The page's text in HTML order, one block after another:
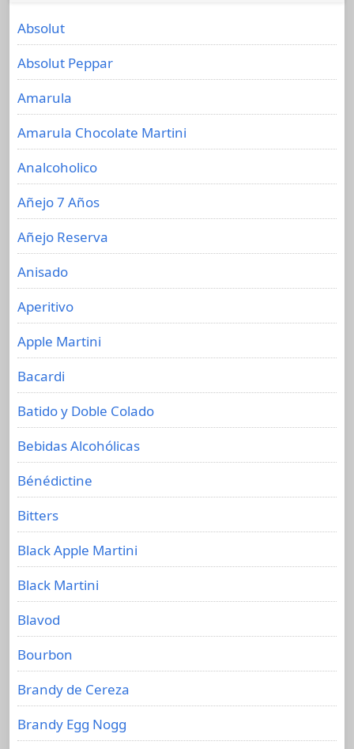
Absolut
Absolut Peppar
Amarula
Amarula Chocolate Martini
Analcoholico
Añejo 7 Años
Añejo Reserva
Anisado
Aperitivo
Apple Martini
Bacardi
Batido y Doble Colado
Bebidas Alcohólicas
Bénédictine
Bitters
Black Apple Martini
Black Martini
Blavod
Bourbon
Brandy de Cereza
Brandy Egg Nogg